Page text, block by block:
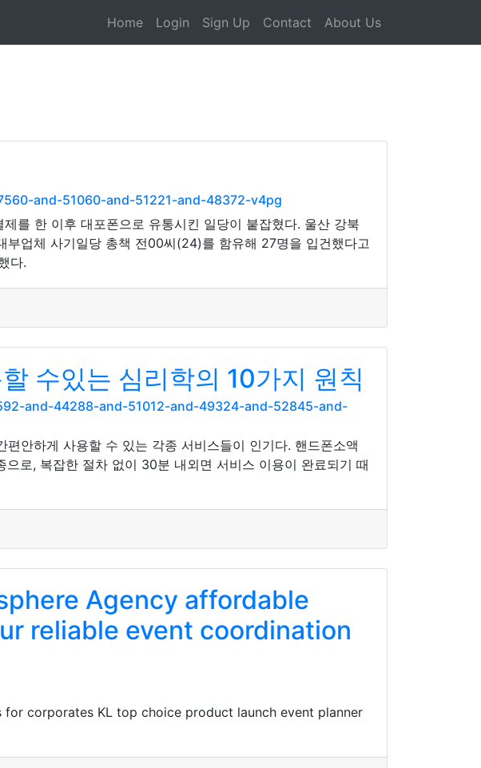
Home Login Sign Up Contact About Us
and-51060-and-51221-and-48372-v4pg
를 한 이후 대포폰으로 유통시킨 일당이 붙잡혔다. 울산 강북
부업체 사기일당 총책 전00씨(24)를 함유해 27명을 입건했다고
다.
수있는 심리학의 10가지 원칙
and-44288-and-51012-and-49324-and-52845-and-
안하게 사용할 수 있는 각종 서비스들이 인기다. 핸드폰소액
로, 복잡한 절차 없이 30분 내외면 서비스 이용이 완료되기 때
Agency affordable
reliable event coordination
corporates KL top choice product launch event planner